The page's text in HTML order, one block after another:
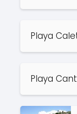
Playa
Playa